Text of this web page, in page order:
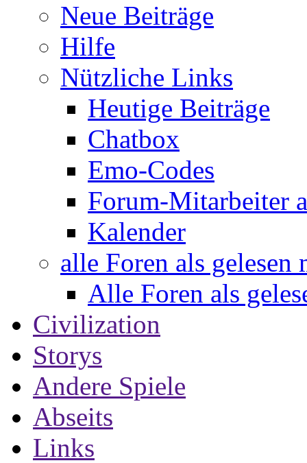
Neue Beiträge
Hilfe
Nützliche Links
Heutige Beiträge
Chatbox
Emo-Codes
Forum-Mitarbeiter
Kalender
alle Foren als gelesen
Alle Foren als
Civilization
Storys
Andere Spiele
Abseits
Links